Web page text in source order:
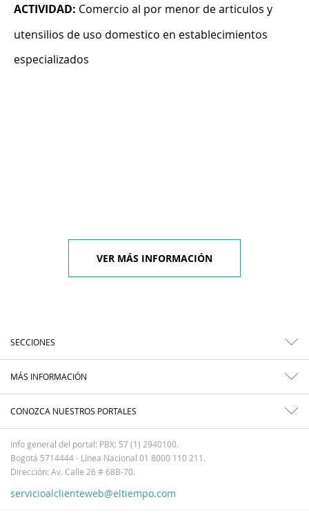
ACTIVIDAD: Comercio al por menor de articulos y
utensilios de uso domestico en establecimientos
especializados
VER MÁS INFORMACIÓN
SECCIONES
MÁS INFORMACIÓN
CONOZCA NUESTROS PORTALES
Info general del portal: PBX: 57 (1) 2940100.
Bogotá 5714444 - Línea Nacional 01 8000 110 211.
Dirección: Av. Calle 26 # 68B-70.
servicioalclienteweb@eltiempo.com